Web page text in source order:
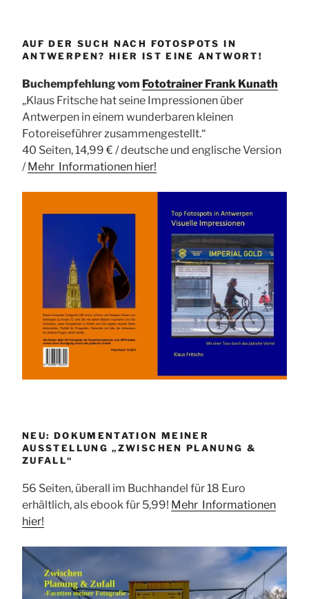
AUF DER SUCH NACH FOTOSPOTS IN
ANTWERPEN? HIER IST EINE ANTWORT!
Buchempfehlung vom Fototrainer Frank Kunath
„Klaus Fritsche hat seine Impressionen über
Antwerpen in einem wunderbaren kleinen
Fotoreiseführer zusammengestellt.“
40 Seiten, 14,99 € / deutsche und englische Version
/Mehr Informationen hier!
NEU: DOKUMENTATION MEINER
AUSSTELLUNG „ZWISCHEN PLANUNG &
ZUFALL“
56 Seiten, überall im Buchhandel für 18 Euro
erhältlich, als ebook für 5,99! Mehr Informationen
hier!